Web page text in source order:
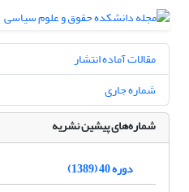
مقالات آماده انتشار
شماره جاری
شماره‌های پیشین نشریه
دوره 40 (1389)